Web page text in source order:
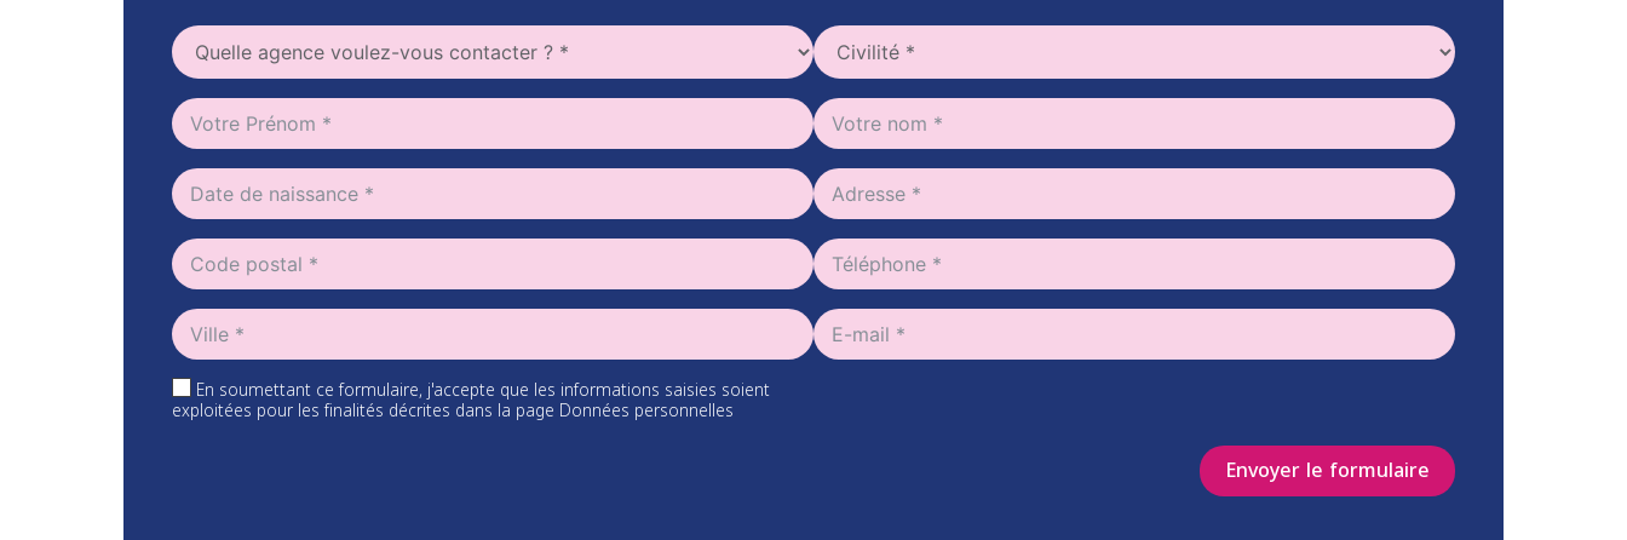
En soumettant ce formulaire, j'accepte que les informations saisies soient
exploitées pour les finalités décrites dans la page Données personnelles
Envoyer le formulaire